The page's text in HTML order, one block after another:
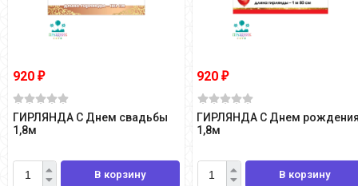
920 ₽
ГИРЛЯНДА С Днем свадьбы
1,8м
В корзину
920₽
ГИРЛЯНДА С Днем
1,8м
В корзину